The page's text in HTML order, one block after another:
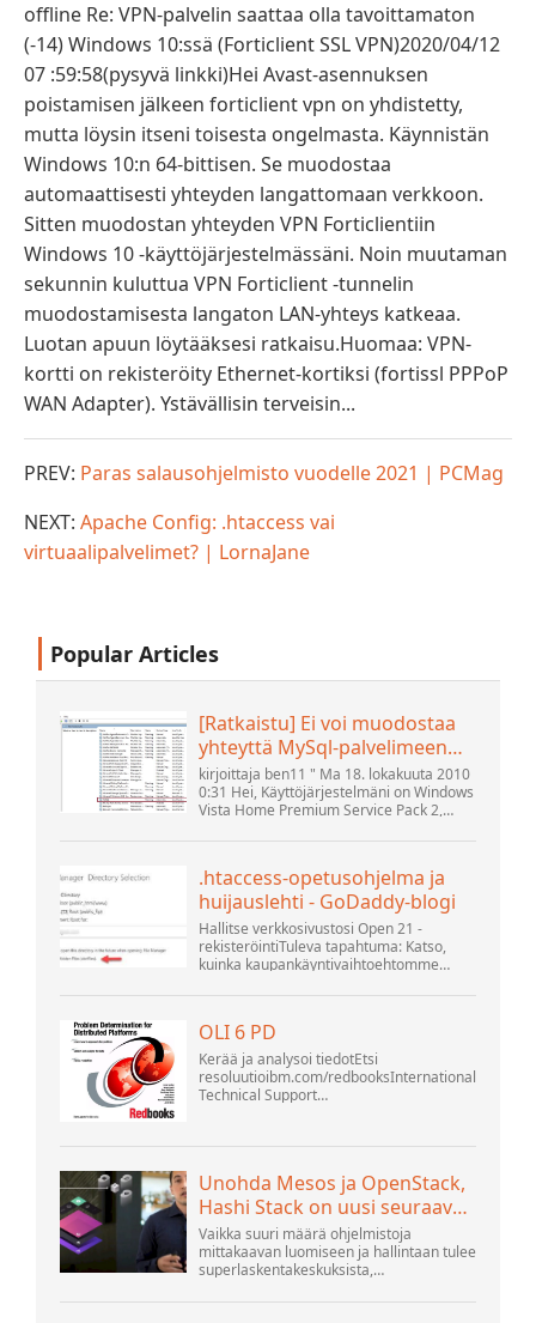
offline Re: VPN-palvelin saattaa olla tavoittamaton
(-14) Windows 10:ssä (Forticlient SSL VPN)2020/04/12
07 :59:58(pysyvä linkki)Hei Avast-asennuksen
poistamisen jälkeen forticlient vpn on yhdistetty,
mutta löysin itseni toisesta ongelmasta. Käynnistän
Windows 10:n 64-bittisen. Se muodostaa
automaattisesti yhteyden langattomaan verkkoon.
Sitten muodostan yhteyden VPN Forticlientiin
Windows 10 -käyttöjärjestelmässäni. Noin muutaman
sekunnin kuluttua VPN Forticlient -tunnelin
muodostamisesta langaton LAN-yhteys katkeaa.
Luotan apuun löytääksesi ratkaisu.Huomaa: VPN-
kortti on rekisteröity Ethernet-kortiksi (fortissl PPPoP
WAN Adapter). Ystävällisin terveisin...
PREV: Paras salausohjelmisto vuodelle 2021 | PCMag
NEXT: Apache Config: .htaccess vai
virtuaalipalvelimet? | LornaJane
Popular Articles
[Ratkaistu] Ei voi muodostaa
yhteyttä MySql-palvelimeen
localhostilla (10061) (Näytä
aihe) * Apache OpenOffice -
yhteisöfoorumi
kirjoittaja ben11 " Ma 18. lokakuuta 2010
0:31 Hei, Käyttöjärjestelmäni on Windows
Vista Home Premium Service Pack 2,
tietokannan versioon 5.1. Käynnistin
.htaccess-opetusohjelma ja
huijauslehti - GoDaddy-blogi
Hallitse verkkosivustosi Open 21 -
rekisteröintiTuleva tapahtuma: Katso,
kuinka kaupankäyntivaihtoehtomme
muuttuvaan maisemaan GoDaddy Open
Tervetuloa .htacces...
OLI 6 PD
Kerää ja analysoi tiedotEtsi
resoluutioibm.com/redbooksInternational
Technical Support
Distributed Platforms November 2005
Unohda Mesos ja OpenStack,
Hashi Stack on uusi seuraava
alusta
Vaikka suuri määrä ohjelmistoja
mittakaavan luomiseen ja hallintaan tulee
superlaskentakeskuksista,
julkisista pilvirakentajista, ihmiset tekevät